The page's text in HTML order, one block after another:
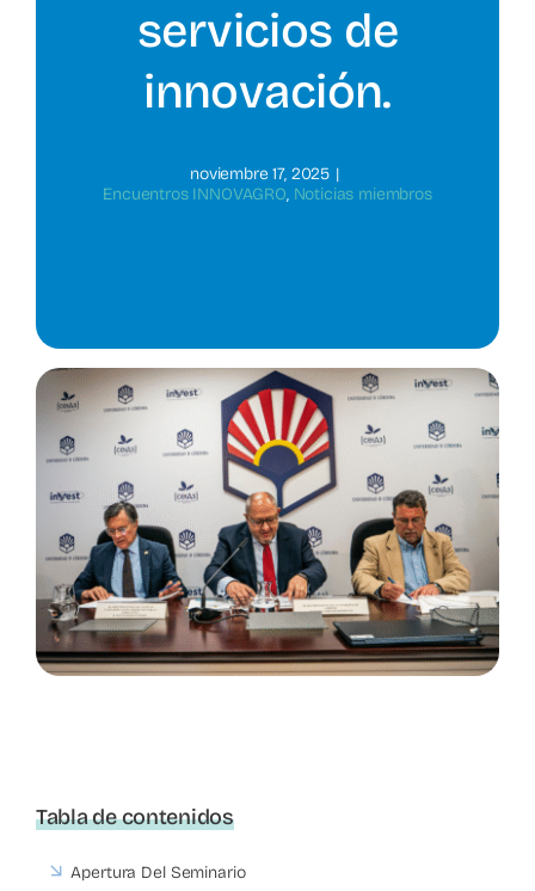
servicios de
innovación.
noviembre 17, 2025 |
Encuentros INNOVAGRO, Noticias miembros
Tabla de contenidos
Apertura Del Seminario